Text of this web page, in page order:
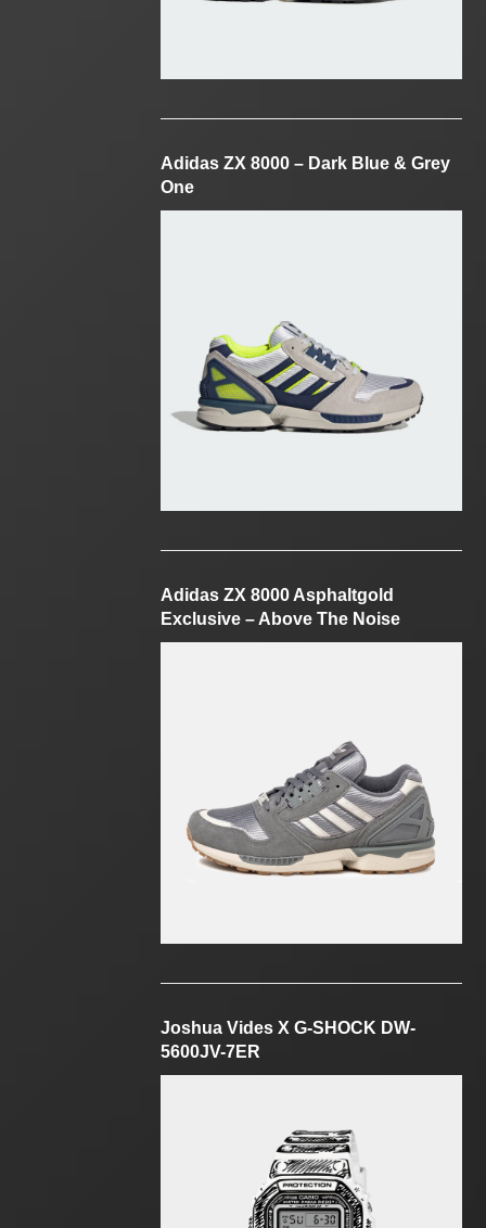
Adidas ZX 8000 – Dark Blue & Grey
One
Adidas ZX 8000 Asphaltgold
Exclusive – Above The Noise
Joshua Vides X G-SHOCK DW-
5600JV-7ER